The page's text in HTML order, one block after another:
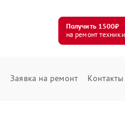
Получить 1500₽
на ремонт техники
Заявка на ремонт Контакты